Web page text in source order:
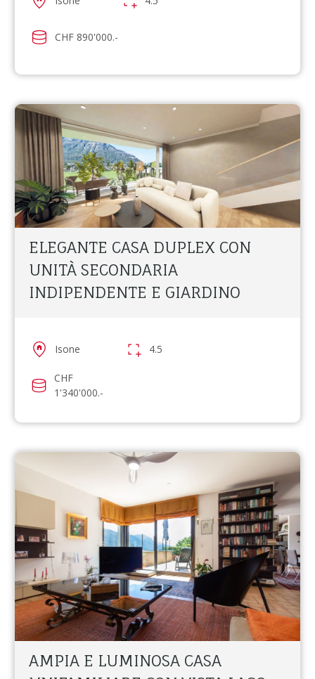
CHF 890'000.-
ELEGANTE CASA DUPLEX CON
UNITÀ SECONDARIA
INDIPENDENTE E GIARDINO
Isone 4.5
CHF
1'340'000.-
AMPIA E LUMINOSA CASA